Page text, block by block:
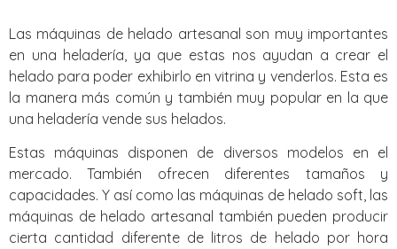
Las máquinas de helado artesanal son muy importantes
en una heladería, ya que estas nos ayudan a crear el
helado para poder exhibirlo en vitrina y venderlos. Esta es
la manera más común y también muy popular en la que
una heladería vende sus helados.
Estas máquinas disponen de diversos modelos en el
mercado. También ofrecen diferentes tamaños y
capacidades. Y así como las máquinas de helado soft, las
máquinas de helado artesanal también pueden producir
cierta cantidad diferente de litros de helado por hora